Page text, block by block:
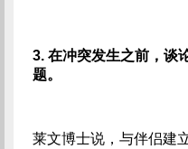
3. 在冲突发生之前，谈
题。
莱文博士说，与伴侣建